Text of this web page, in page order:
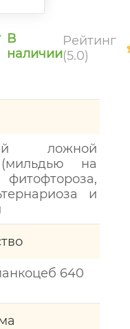
В
наличии
Рейтинг
(5.0)
ложной
на
и
640